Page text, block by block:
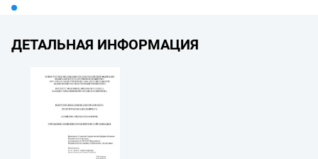
ДЕТАЛЬНАЯ ИНФОРМАЦИЯ